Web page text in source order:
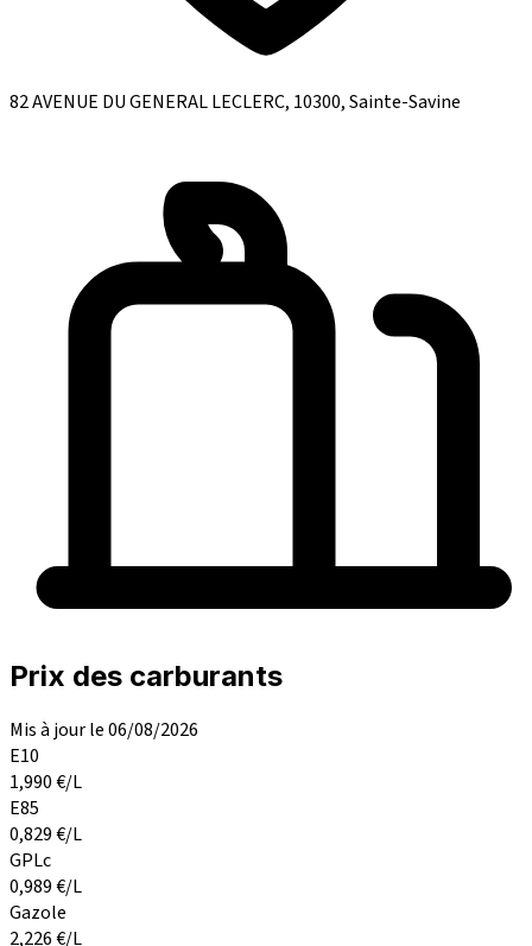
82 AVENUE DU GENERAL LECLERC, 10300, Sainte-Savine
Prix des carburants
Mis à jour le 06/08/2026
E10
1,990€/L
E85
0,829€/L
GPLc
0,989€/L
Gazole
2,226€/L